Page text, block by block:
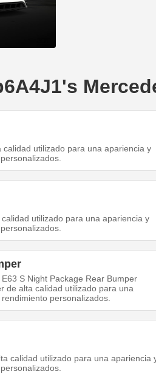
calidad utilizado para una apariencia y
utilizado para una apariencia y
S Night Package Rear Bumper
de alta calidad utilizado para una
personalizados.
calidad utilizado para una apariencia